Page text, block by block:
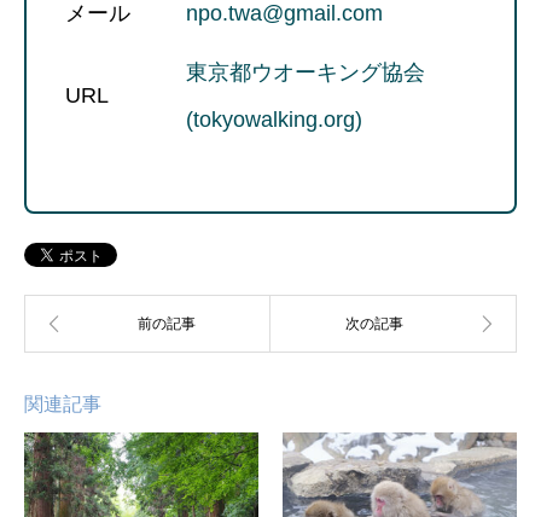
メール npo.twa@gmail.com
URL
東京都ウオーキング協会
(tokyowalking.org)
関連記事